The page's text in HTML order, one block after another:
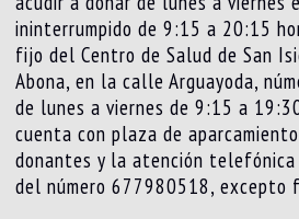
ininterrumpido de 9:15 a 20:15
fijo del Centro de Salud de San
Abona, en la calle Arguayoda,
de lunes a viernes de 9:15 a
cuenta con plaza de
donantes y la atención
del número 677980518, excepto